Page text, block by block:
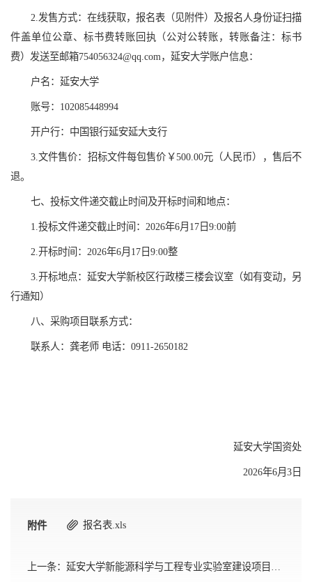
2.发售方式：在线获取，报名表（见附件）及报名人身份证扫描
件盖单位公章、标书费转账回执（公对公转账，转账备注：标书
费）发送至邮箱754056324@qq.com，延安大学账户信息：
户名：延安大学
账号：102085448994
开户行：中国银行延安延大支行
3.文件售价：招标文件每包售价￥500.00元（人民币），售后不
退。
七、投标文件递交截止时间及开标时间和地点：
1.投标文件递交截止时间：2026年6月17日9:00前
2.开标时间：2026年6月17日9:00整
3.开标地点：延安大学新校区行政楼三楼会议室（如有变动，另
行通知）
八、采购项目联系方式：
联系人：龚老师 电话：0911-2650182
延安大学国资处
2026年6月3日
附件 报名表.xls
上一条：